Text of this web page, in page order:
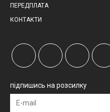
ПЕРЕДПЛАТА
КОНТАКТИ
підпишись на розсилку